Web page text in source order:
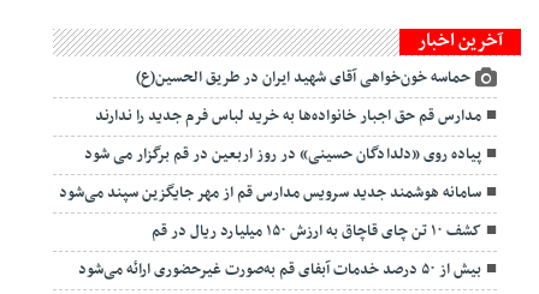
آخرین اخبار
حماسه خون‌خواهی آقای شهید ایران در طریق الحسین(ع)
مدارس قم حق اجبار خانواده‌ها به خرید لباس فرم جدید را ندارند
پیاده روی «دلدادگان حسینی» در روز اربعین در قم برگزار می شود
سامانه هوشمند جدید سرویس مدارس قم از مهر جایگزین سپند می‌شود
کشف ۱۰ تن چای قاچاق به ارزش ۱۵۰ میلیارد ریال در قم
بیش از ۵۰ درصد خدمات آبفای قم به‌صورت غیرحضوری ارائه می‌شود